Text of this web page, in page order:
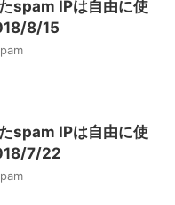
spam IPは自由に使
8/15
spam IPは自由に使
7/22